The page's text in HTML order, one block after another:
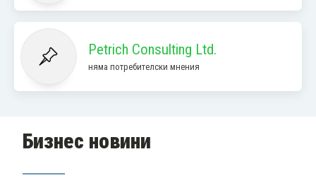
Petrich Consulting Ltd.
няма потребителски мнения
Бизнес новини